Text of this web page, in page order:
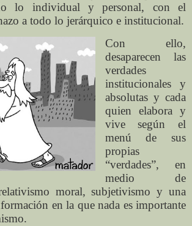
lo individual y personal, con el
a todo lo jerárquico e institucional.
Con ello,
desaparecen las
verdades
institucionales y
absolutas y cada
quien elabora y
vive según el
menú de sus
propias
“verdades”, en
medio de
moral, subjetivismo y una
en la que nada es importante